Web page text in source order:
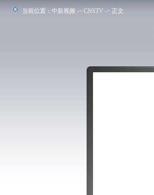
当前位置： 中新视频 -> CNSTV -> 正文